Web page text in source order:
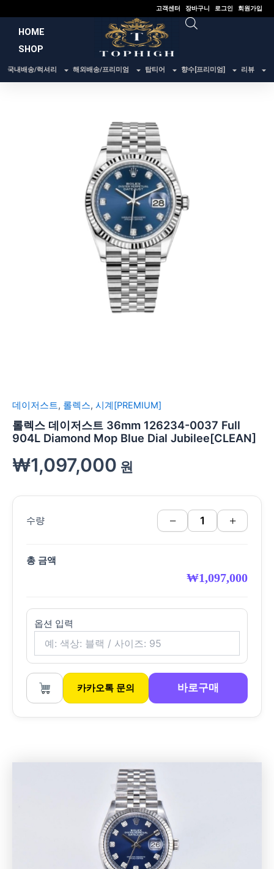
건
너
고객센터 장바구니 로그인 회원가입
HOME
SHOP
국내배송/럭셔리 해외배송/프리미엄 탑티어 향수[프리미엄] 리뷰
데이저스트, 롤렉스, 시계[PREMIUM]
롤렉스 데이저스트 36mm 126234-0037 Full
904L Diamond Mop Blue Dial Jubilee[CLEAN]
₩1,097,000 원
수량 − +
총 금액
₩1,097,000
옵션 입력
카카오톡 문의 바로구매